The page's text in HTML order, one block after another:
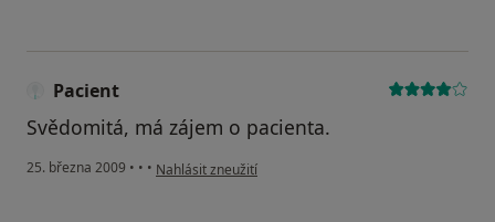
Pacient
Svědomitá, má zájem o pacienta.
25. března 2009 • • • podle názoru uživatele Pacient
Nahlásit zneužití